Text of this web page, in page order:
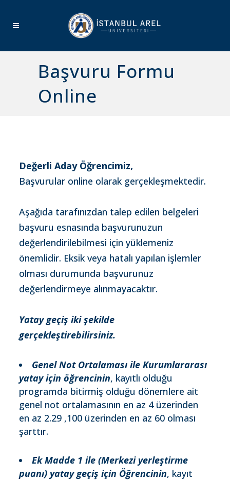
Başvuru Formu
Online
Değerli Aday Öğrencimiz,
Başvurular online olarak gerçekleşmektedir.
Aşağıda tarafınızdan talep edilen belgeleri
başvuru esnasında başvurunuzun
değerlendirilebilmesi için yüklemeniz
önemlidir. Eksik veya hatalı yapılan işlemler
olması durumunda başvurunuz
değerlendirmeye alınmayacaktır.
Yatay geçiş iki şekilde
gerçekleştirebilirsiniz.
Genel Not Ortalaması ile Kurumlararası
yatay için öğrencinin, kayıtlı olduğu
programda bitirmiş olduğu dönemlere ait
genel not ortalamasının en az 4 üzerinden
en az 2.29 ,100 üzerinden en az 60 olması
şarttır.
Ek Madde 1 ile (Merkezi yerleştirme
puanı) yatay geçiş için Öğrencinin, kayıt